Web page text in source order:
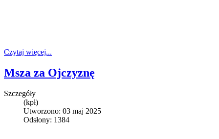
Czytaj więcej...
Msza za Ojczyznę
Szczegóły
(kpł)
Utworzono: 03 maj 2025
Odsłony: 1384